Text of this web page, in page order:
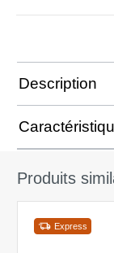
Description
Produits
Express